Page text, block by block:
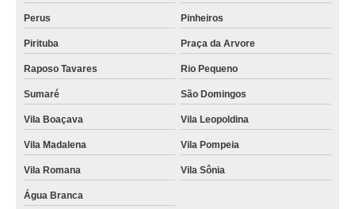
Perus Pinheiros
Pirituba Praça da Arvore
Raposo Tavares Rio Pequeno
Sumaré São Domingos
Vila Boaçava Vila Leopoldina
Vila Madalena Vila Pompeia
Vila Romana Vila Sônia
Água Branca